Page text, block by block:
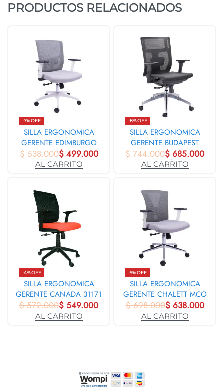
PRODUCTOS RELACIONADOS
-7% OFF
SILLA ERGONOMICA
GERENTE EDIMBURGO
31229
$538.000$499.000
AL CARRITO
-8% OFF
SILLA ERGONOMICA
GERENTE BUDAPEST
GERENTE 31069
$744.000$ 685.000
AL CARRITO
-4% OFF
SILLA ERGONOMICA
GERENTE CANADA 31171
$572.000$ 549.000
AL CARRITO
-9% OFF
SILLA ERGONOMICA
GERENTE CHALETT MCO
BLANCO BASE CROMO
31262
$698.000$638.000
AL CARRITO